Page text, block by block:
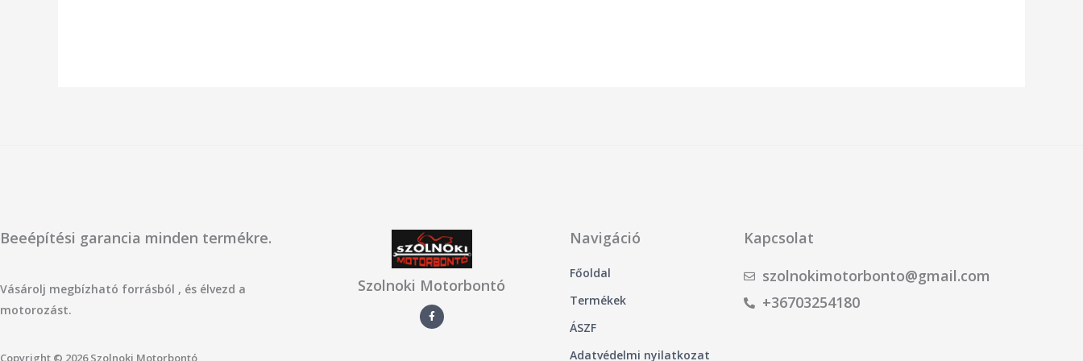
Beeépítési garancia minden termékre.
Vásárolj megbízható forrásból , és élvezd a
motorozást.
Copyright © 2026 Szolnoki Motorbontó
Szolnoki Motorbontó
F
a
c
Navigáció
Főoldal
Termékek
ÁSZF
Adatvédelmi nyilatkozat
Kapcsolat
szolnokimotorbonto@gmail.com
+36703254180